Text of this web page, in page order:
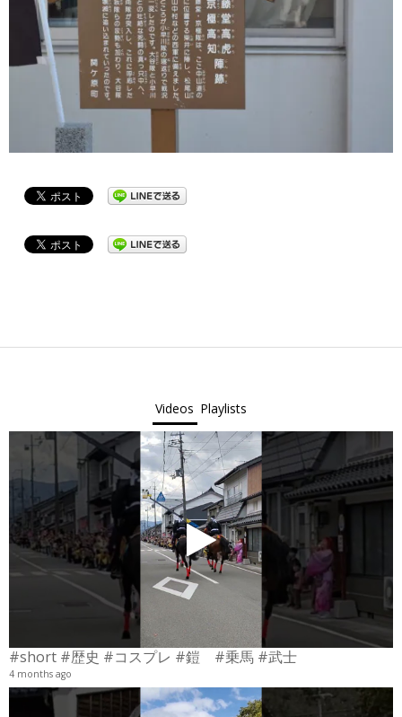
Videos Playlists
#short #歴史 #コスプレ #鎧 #乗馬 #武士
4 months ago